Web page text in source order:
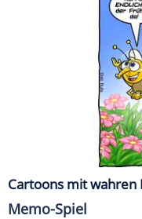
Cartoons mit wahren
Memo-Spiel